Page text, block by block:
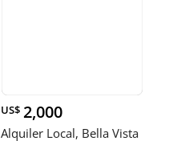
US$ 2,000
Alquiler Local, Bella Vista